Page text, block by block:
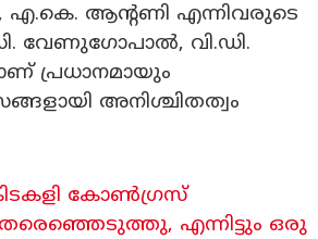
എ.കെ. ആന്റണി എന്നിവരുടെ
വേണുഗോപാൽ, വി.ഡി.
പ്രധാനമായും
അനിശ്ചിതത്വം
കോൺഗ്രസ്
എന്നിട്ടും ഒരു